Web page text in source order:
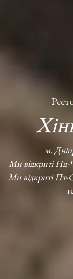
м.
Ми відкриті Нд-
Ми відкриті Пт-